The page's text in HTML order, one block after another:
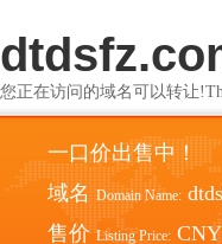
您正在访问的域名可以转让
一口价出售中！
域名 Domain Name:
售价 Listing Price: